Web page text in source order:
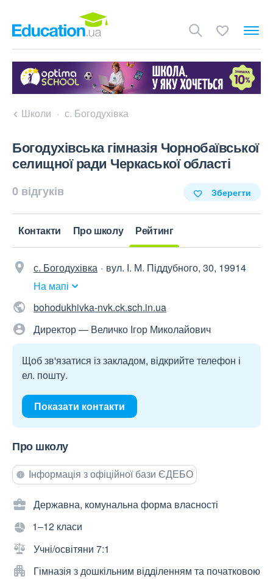
Школи с. Богодухівка
Богодухівська гімназія Чорнобаївської
селищної ради Черкаської області
0 відгуків Зберегти
Контакти Про школу Рейтинг
с. Богодухівка
вул. І. М. Піддубного, 30, 19914
На мапі
bohodukhivka-nvk.ck.sch.in.ua
Директор — Величко Ігор Миколайович
Щоб зв'язатися із закладом, відкрийте телефон і
ел. пошту.
Показати контакти
Про школу
Інформація з офіційної бази ЄДЕБО
Державна, комунальна форма власності
1–12 класи
Учні/освітяни 7:1
Гімназія з дошкільним відділенням та початковою